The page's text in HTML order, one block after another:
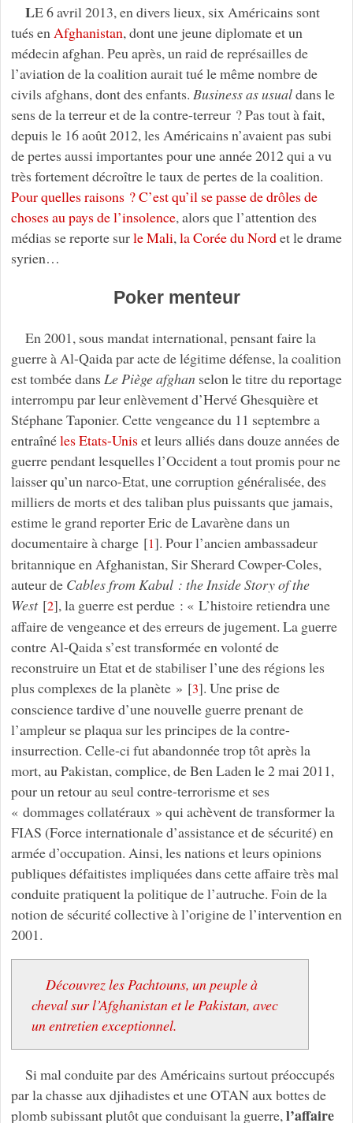
LE 6 avril 2013, en divers lieux, six Américains sont
tués en Afghanistan, dont une jeune diplomate et un
médecin afghan. Peu après, un raid de représailles de
l’aviation de la coalition aurait tué le même nombre de
civils afghans, dont des enfants. Business as usualdans le
sens de la terreur et de la contre-terreur ? Pas tout à fait,
depuis le 16 août 2012, les Américains n’avaient pas subi
de pertes aussi importantes pour une année 2012 qui a vu
très fortement décroître le taux de pertes de la coalition.
Pour quelles raisons ? C’est qu’il se passe de drôles de
choses au pays de l’insolence, alors que l’attention des
médias se reporte surle Mali, la Corée du Nordet le drame
syrien…
Poker menteur
En 2001, sous mandat international, pensant faire la
guerre à Al-Qaida par acte de légitime défense, la coalition
est tombée dans Le Piège afghanselon le titre du reportage
interrompu par leur enlèvement d’Hervé Ghesquière et
Stéphane Taponier. Cette vengeance du 11 septembre a
entraînéles Etats-Uniset leurs alliés dans douze années de
guerre pendant lesquelles l’Occident a tout promis pour ne
laisser qu’un narco-Etat, une corruption généralisée, des
milliers de morts et des taliban plus puissants que jamais,
estime le grand reporter Eric de Lavarène dans un
documentaire à charge[1]. Pour l’ancien ambassadeur
britannique en Afghanistan, Sir Sherard Cowper-Coles,
auteur de Cables from Kabul : the Inside Story of the
West[2], la guerre est perdue : « L’histoire retiendra une
affaire de vengeance et des erreurs de jugement. La guerre
contre Al-Qaida s’est transformée en volonté de
reconstruire un Etat et de stabiliser l’une des régions les
plus complexes de la planète » [3]. Une prise de
conscience tardive d’une nouvelle guerre prenant de
l’ampleur se plaqua sur les principes de la contre-
insurrection. Celle-ci fut abandonnée trop tôt après la
mort, au Pakistan, complice, de Ben Laden le 2 mai 2011,
pour un retour au seul contre-terrorisme et ses
« dommages collatéraux » qui achèvent de transformer la
FIAS (Force internationale d’assistance et de sécurité) en
armée d’occupation. Ainsi, les nations et leurs opinions
publiques défaitistes impliquées dans cette affaire très mal
conduite pratiquent la politique de l’autruche. Foin de la
notion de sécurité collective à l’origine de l’intervention en
2001.
Découvrez les Pachtouns, un peuple à
cheval sur l’Afghanistan et le Pakistan, avec
un entretien exceptionnel.
Si mal conduite par des Américains surtout préoccupés
par la chasse aux djihadistes et une OTAN aux bottes de
plomb subissant plutôt que conduisant la guerre,l’affaire